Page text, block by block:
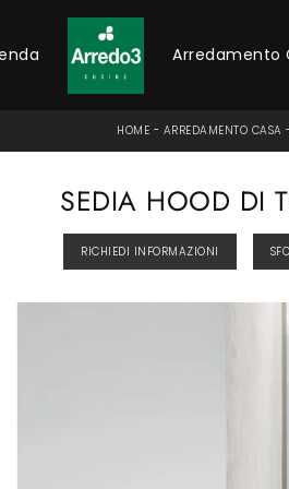
Arredamento
HOME - ARREDAMENTO CASA
SEDIA HOOD DI
RICHIEDI INFORMAZIONI